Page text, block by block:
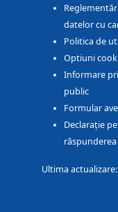
datelor cu
Politica de
Optiuni
Informare
public
Formular
Declarație
Ultima actualizare: